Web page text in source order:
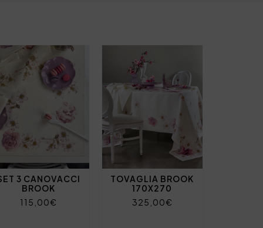
3 CANOVACCI
BROOK
115,00€
TOVAGLIA BROOK
170X270
325,00€